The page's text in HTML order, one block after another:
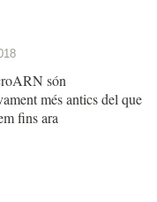
són
més antics del que
fins ara